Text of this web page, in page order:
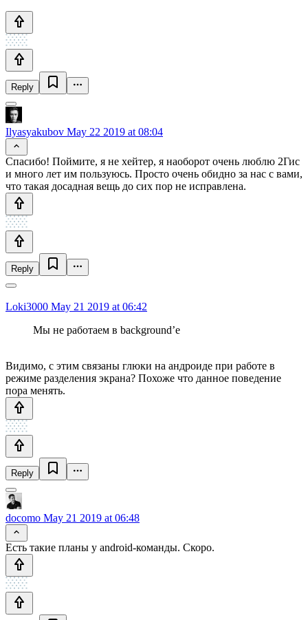
Reply
Ilyasyakubov May 22 2019 at 08:04
Спасибо! Поймите, я не хейтер, я наоборот очень люблю 2Гис
и много лет им пользуюсь. Просто очень обидно за нас с вами,
что такая досадная вещь до сих пор не исправлена.
Reply
Loki3000 May 21 2019 at 06:42
Мы не работаем в background’е
Видимо, с этим связаны глюки на андроиде при работе в
режиме разделения экрана? Похоже что данное поведение
пора менять.
Reply
docomo May 21 2019 at 06:48
Есть такие планы у android-команды. Скоро.